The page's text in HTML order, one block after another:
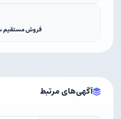
فروش مستقیم
آگهی‌های مرتبط